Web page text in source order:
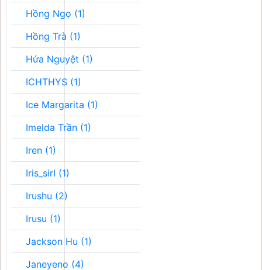
Hồng Ngọ (1)
Hồng Trà (1)
Hứa Nguyệt (1)
ICHTHYS (1)
Ice Margarita (1)
Imelda Trần (1)
Iren (1)
Iris_sirI (1)
Irushu (2)
Irusu (1)
Jackson Hu (1)
Janeyeno (4)